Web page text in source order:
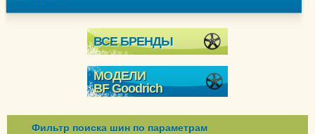
ВСЕ БРЕНДЫ
МОДЕЛИ
BF Goodrich
g-Force Stud
Фильтр поиска шин по параметрам